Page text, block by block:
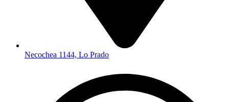
Necochea 1144, Lo Prado